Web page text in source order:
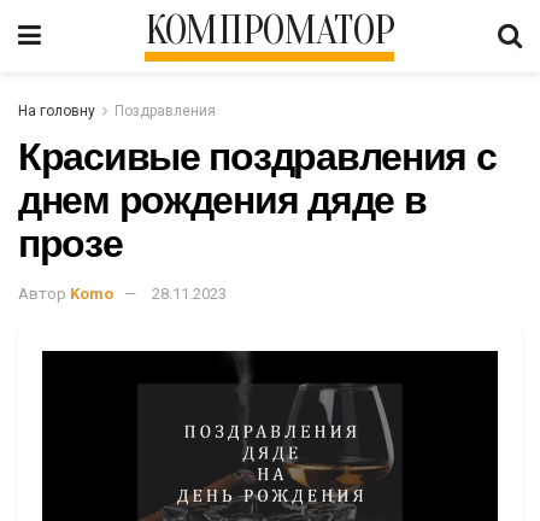
КОМПРОМАТОР
На головну Поздравления
Красивые поздравления с
днем рождения дяде в
прозе
Автор Komo 28.11.2023